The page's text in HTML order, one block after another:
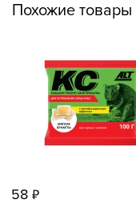
Похожие товары
58